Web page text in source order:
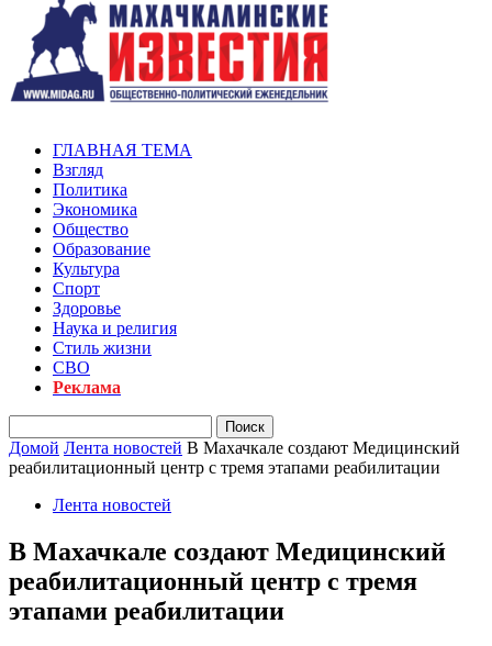
ГЛАВНАЯ ТЕМА
Взгляд
Политика
Экономика
Общество
Образование
Культура
Спорт
Здоровье
Наука и религия
Стиль жизни
СВО
Реклама
Домой Лента новостей В Махачкале создают Медицинский
реабилитационный центр с тремя этапами реабилитации
Лента новостей
В Махачкале создают Медицинский
реабилитационный центр с тремя
этапами реабилитации